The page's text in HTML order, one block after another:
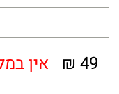
49 ₪ אין